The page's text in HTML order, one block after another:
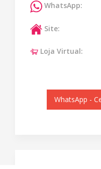
WhatsApp:
Site:
Loja Virtual:
WhatsApp -